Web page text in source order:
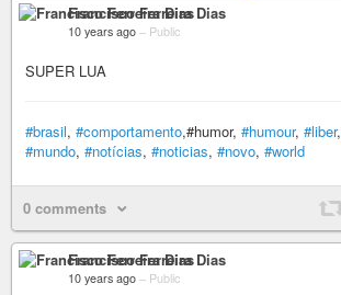
Francisco Ferreira Dias
10 years ago – Public
SUPER LUA
#brasil, #comportamento,#humor, #humour, #liber,
#mundo, #notícias, #noticias, #novo, #world
0 comments
Francisco Ferreira Dias
10 years ago – Public